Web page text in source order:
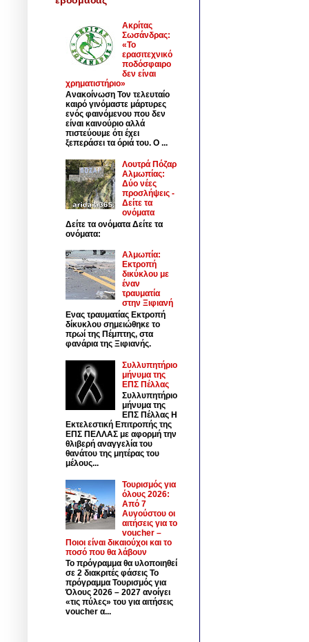
Ακρίτας
Σωσάνδρας:
«Το
ερασιτεχνικό
ποδόσφαιρο
δεν είναι
χρηματιστήριο»
Ανακοίνωση Τον τελευταίο
καιρό γινόμαστε μάρτυρες
ενός φαινόμενου που δεν
είναι καινούριο αλλά
πιστεύουμε ότι έχει
ξεπεράσει τα όριά του. Ο ...
Λουτρά Πόζαρ
Αλμωπίας:
Δύο νέες
προσλήψεις -
Δείτε τα
ονόματα
Δείτε τα ονόματα Δείτε τα
ονόματα:
Αλμωπία:
Εκτροπή
δικύκλου με
έναν
τραυματία
στην Ξιφιανή
Ενας τραυματίας Εκτροπή
δίκυκλου σημειώθηκε το
πρωί της Πέμπτης, στα
φανάρια της Ξιφιανής.
Συλλυπητήριο
μήνυμα της
ΕΠΣ Πέλλας
Συλλυπητήριο
μήνυμα της
ΕΠΣ Πέλλας Η
Εκτελεστική Επιτροπής της
ΕΠΣ ΠΕΛΛΑΣ με αφορμή την
θλιβερή αναγγελία του
θανάτου της μητέρας του
μέλους...
Τουρισμός για
όλους 2026:
Από 7
Αυγούστου οι
αιτήσεις για το
voucher –
Ποιοι είναι δικαιούχοι και το
ποσό που θα λάβουν
Το πρόγραμμα θα υλοποιηθεί
σε 2 διακριτές φάσεις Το
πρόγραμμα Τουρισμός για
Όλους 2026 – 2027 ανοίγει
«τις πύλες» του για αιτήσεις
voucher α...